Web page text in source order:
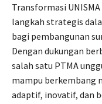
Transformasi
langkah strategis
bagi pembangunan
Dengan dukungan
salah satu PTMA
mampu berkembang
adaptif, inovatif, dan